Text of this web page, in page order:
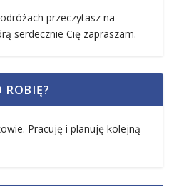
przeczytasz na
serdecznie Cię zapraszam.
ROBIĘ?
Pracuję i planuję kolejną